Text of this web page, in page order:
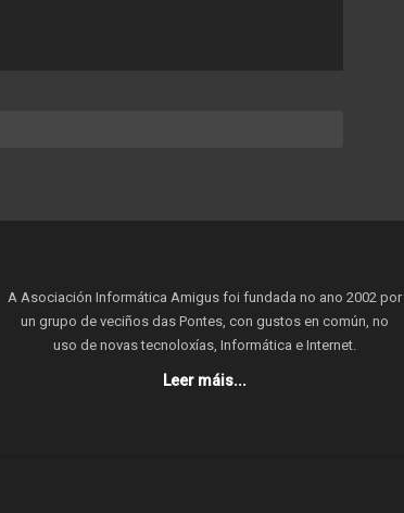
A Asociación Informática Amigus foi fundada no ano 2002 por
un grupo de veciños das Pontes, con gustos en común, no
uso de novas tecnoloxías, Informática e Internet.
Leer máis...